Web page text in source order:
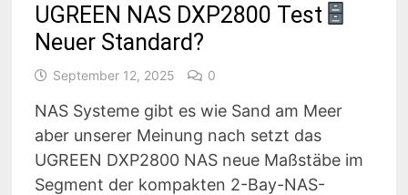
UGREEN NAS DXP2800 Test
Neuer Standard?
September 12, 2025 0
NAS Systeme gibt es wie Sand am Meer
aber unserer Meinung nach setzt das
UGREEN DXP2800 NAS neue Maßstäbe im
Segment der kompakten 2-Bay-NAS-